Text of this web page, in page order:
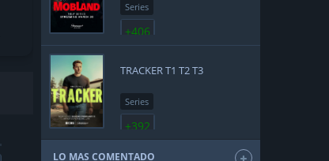
Series
+406
TRACKER T1 T2 T3
Series
+392
LO MAS COMENTADO